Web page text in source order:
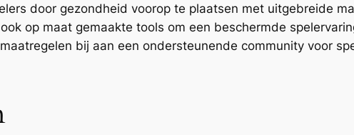
door gezondheid voorop te plaatsen met uitgebreide
op maat gemaakte tools om een beschermde
bij aan een ondersteunende community voor